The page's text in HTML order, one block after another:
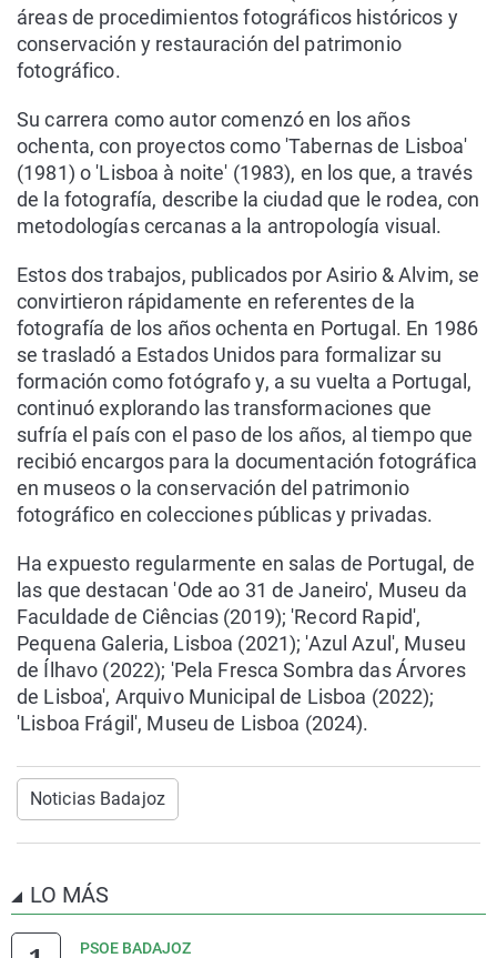
áreas de procedimientos fotográficos históricos y
conservación y restauración del patrimonio
fotográfico.
Su carrera como autor comenzó en los años
ochenta, con proyectos como 'Tabernas de Lisboa'
(1981) o 'Lisboa à noite' (1983), en los que, a través
de la fotografía, describe la ciudad que le rodea, con
metodologías cercanas a la antropología visual.
Estos dos trabajos, publicados por Asirio & Alvim, se
convirtieron rápidamente en referentes de la
fotografía de los años ochenta en Portugal. En 1986
se trasladó a Estados Unidos para formalizar su
formación como fotógrafo y, a su vuelta a Portugal,
continuó explorando las transformaciones que
sufría el país con el paso de los años, al tiempo que
recibió encargos para la documentación fotográfica
en museos o la conservación del patrimonio
fotográfico en colecciones públicas y privadas.
Ha expuesto regularmente en salas de Portugal, de
las que destacan 'Ode ao 31 de Janeiro', Museu da
Faculdade de Ciências (2019); 'Record Rapid',
Pequena Galeria, Lisboa (2021); 'Azul Azul', Museu
de Ílhavo (2022); 'Pela Fresca Sombra das Árvores
de Lisboa', Arquivo Municipal de Lisboa (2022);
'Lisboa Frágil', Museu de Lisboa (2024).
Noticias Badajoz
LO MÁS
PSOE BADAJOZ